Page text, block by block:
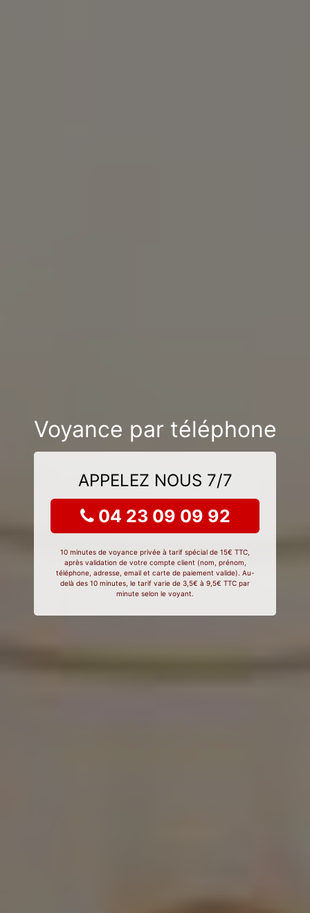
Voyance par téléphone
APPELEZ NOUS 7/7
04 23 09 09 92
10 minutes de voyance privée à tarif spécial de 15€ TTC,
après validation de votre compte client (nom, prénom,
téléphone, adresse, email et carte de paiement valide). Au-
delà des 10 minutes, le tarif varie de 3,5€ à 9,5€ TTC par
minute selon le voyant.